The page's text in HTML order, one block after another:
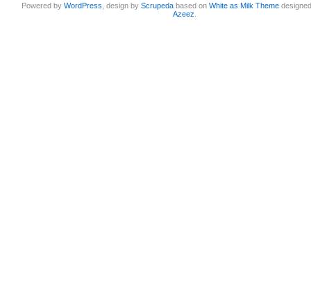
Powered byWordPress , design byScrupeda based onWhite as Milk Theme
Azeez